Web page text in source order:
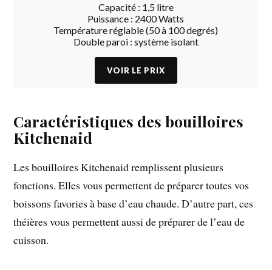
Capacité : 1,5 litre
Puissance : 2400 Watts
Température réglable (50 à 100 degrés)
Double paroi : système isolant
Caractéristiques des bouilloires
Kitchenaid
Les bouilloires Kitchenaid remplissent plusieurs
fonctions. Elles vous permettent de préparer toutes vos
boissons favories à base d’eau chaude. D’autre part, ces
théières vous permettent aussi de préparer de l’eau de
cuisson.